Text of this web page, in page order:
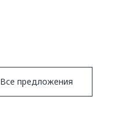
Все предложения